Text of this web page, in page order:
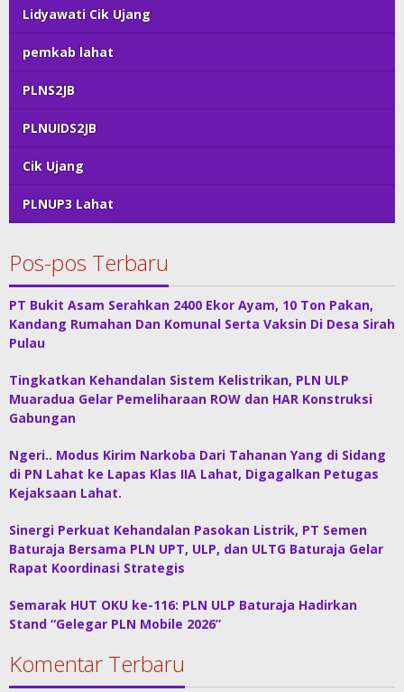
Lidyawati Cik Ujang
pemkab lahat
PLNS2JB
PLNUIDS2JB
Cik Ujang
PLNUP3 Lahat
Pos-pos Terbaru
PT Bukit Asam Serahkan 2400 Ekor Ayam, 10 Ton Pakan,
Kandang Rumahan Dan Komunal Serta Vaksin Di Desa Sirah
Pulau
Tingkatkan Kehandalan Sistem Kelistrikan, PLN ULP
Muaradua Gelar Pemeliharaan ROW dan HAR Konstruksi
Gabungan
Ngeri.. Modus Kirim Narkoba Dari Tahanan Yang di Sidang
di PN Lahat ke Lapas Klas IIA Lahat, Digagalkan Petugas
Kejaksaan Lahat.
Sinergi Perkuat Kehandalan Pasokan Listrik, PT Semen
Baturaja Bersama PLN UPT, ULP, dan ULTG Baturaja Gelar
Rapat Koordinasi Strategis
Semarak HUT OKU ke-116: PLN ULP Baturaja Hadirkan
Stand “Gelegar PLN Mobile 2026”
Komentar Terbaru